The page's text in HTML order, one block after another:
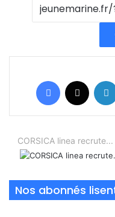
Facebook
CORSICA linea
Nos abonnés